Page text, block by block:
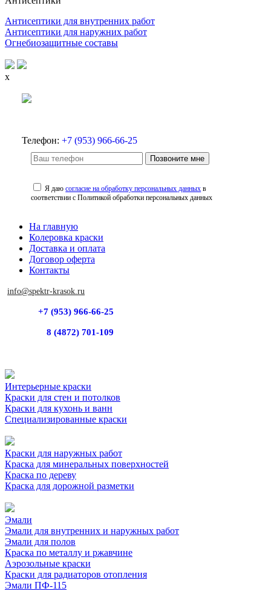
Антисептики для внутренних работ
Антисептики для наружних работ
Огнебиозащитные составы
x
Телефон: +7 (953) 966-66-25
Позвоните мне
Я даюсогласие на обработку персональных данных в
соответствии с Политикой обработки персональных данных
На главную
Колеровка краски
Доставка и оплата
Договор оферта
Контакты
info@spektr-krasok.ru
+7 (953) 966-66-25
8 (4872) 701-109
Интерьерные краски
Краски для стен и потолков
Краски для кухонь и ванн
Специализированные краски
Краски для наружных работ
Краска для минеральных поверхностей
Краска по дереву
Краска для дорожной разметки
Эмали
Эмали для внутренних и наружных работ
Эмали для полов
Краска по металлу и ржавчине
Аэрозольные краски
Краски для радиаторов отопления
Эмали ПФ-115